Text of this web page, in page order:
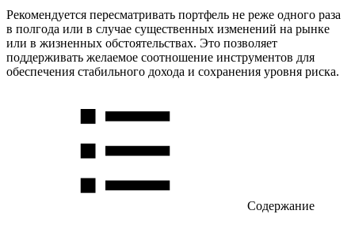
Рекомендуется пересматривать портфель не реже одного раза
в полгода или в случае существенных изменений на рынке
или в жизненных обстоятельствах. Это позволяет
поддерживать желаемое соотношение инструментов для
обеспечения стабильного дохода и сохранения уровня риска.
Содержание